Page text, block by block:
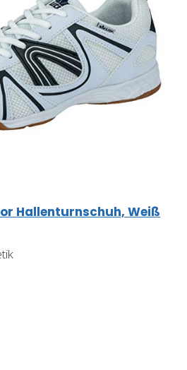
Hallenturnschuh, Weiß